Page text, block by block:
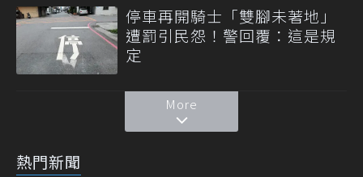
停車再開騎士「雙腳未著地」
遭罰引民怨！警回覆：這是規
定
More
熱門新聞